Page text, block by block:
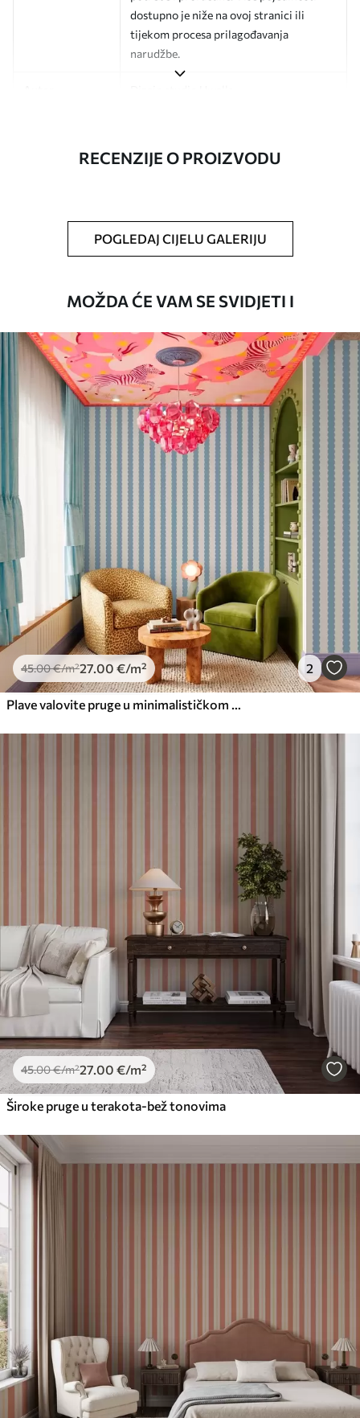
dostupno je niže na ovoj stranici ili
tijekom procesa prilagođavanja
narudžbe.
Završna obrada Polu-mat.
širine do 50 cm.
za tapete.
spužvom. Lakirane tapete mogu se čistiti
vodom.
Metoda primjene Besprijekorna primjena
Dostupni materijali
Standard
27 € /m²
Premium
34.00€/m²
Premium vinil
66.6740.00€/m²
RECENZIJE O PROIZVODU
POGLEDAJ CIJELU GALERIJU
MOŽDA ĆE VAM SE SVIDJETI I
45.00€/m²27.00 €/m² 2
Plave valovite pruge u minimalističkom stilu
45.00€/m²27.00 €/m²
Široke pruge u terakota-bež tonovima